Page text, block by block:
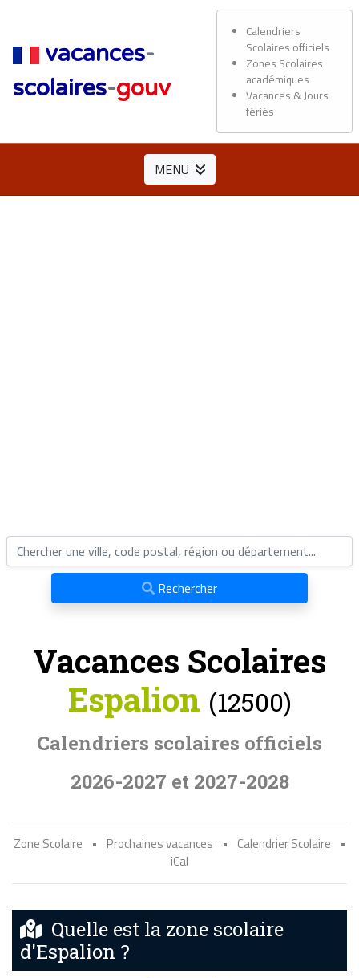
vacances-
scolaires-gouv
Calendriers
Scolaires officiels
Zones Scolaires
académiques
Vacances & Jours
fériés
MENU
Rechercher
Vacances Scolaires
Espalion (12500)
Calendriers scolaires officiels
2026-2027 et 2027-2028
Zone Scolaire • Prochaines vacances • Calendrier Scolaire
•
iCal
Quelle est la zone scolaire
d'Espalion ?